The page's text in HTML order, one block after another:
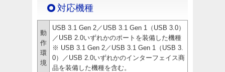
対応機種
動
作
環
境
USB 3.1 Gen 2／USB 3.1 Gen 1（USB 3.0）
／USB 2.0いずれかのポートを装備した機種
※ USB 3.1 Gen 2／USB 3.1 Gen 1（USB 3.
0）／USB 2.0いずれかのインターフェイス商
品を装備した機種を含む。